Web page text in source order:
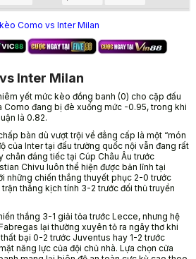
Como vs Inter Milan
Inter Milan
yết mức kèo đồng banh (0) cho cặp đấu
Como đang bị đè xuống mức -0.95, trong khi
là 0.82.
bàn dù vượt trội về đẳng cấp là một “món
của Inter tại đấu trường quốc nội vẫn đang rất
chân đáng tiếc tại Cúp Châu Âu trước
Chivu luôn thể hiện được bản lĩnh tại
những chiến thắng thuyết phục 2-0 trước
thắng kịch tính 3-2 trước đối thủ truyền
thắng 3-1 giải tỏa trước Lecce, nhưng hệ
lại thường xuyên tỏ ra ngây thơ khi
bại 0-2 trước Juventus hay 1-2 trước
năng lực của đội chủ nhà. Lựa chọn cửa